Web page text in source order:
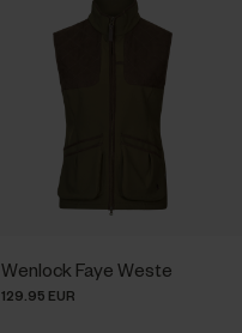
Wenlock Faye Weste
129.95 EUR